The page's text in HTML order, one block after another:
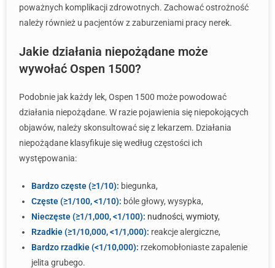
poważnych komplikacji zdrowotnych. Zachować ostrożność
należy również u pacjentów z zaburzeniami pracy nerek.
Jakie działania niepożądane może
wywołać Ospen 1500?
Podobnie jak każdy lek, Ospen 1500 może powodować
działania niepożądane. W razie pojawienia się niepokojących
objawów, należy skonsultować się z lekarzem. Działania
niepożądane klasyfikuje się według częstości ich
występowania:
Bardzo częste (≥1/10): biegunka,
Częste (≥1/100, <1/10): bóle głowy, wysypka,
Nieczęste (≥1/1,000, <1/100): nudności, wymioty,
Rzadkie (≥1/10,000, <1/1,000): reakcje alergiczne,
Bardzo rzadkie (<1/10,000): rzekomobłoniaste zapalenie
jelita grubego.